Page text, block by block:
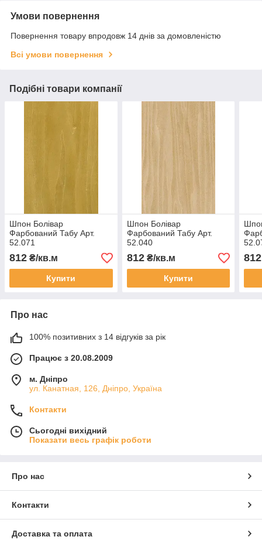
Умови повернення
Повернення товару впродовж 14 днів за домовленістю
Всі умови повернення
Подібні товари компанії
Шпон Болівар
Фарбований Табу Арт.
52.071
812 ₴/кв.м
Купити
Шпон Болівар
Фарбований Табу Арт.
52.040
812₴/кв.м
Купити
812
Про нас
100% позитивних з 14 відгуків за рік
Працює з 20.08.2009
м. Дніпро
ул. Канатная, 126, Дніпро, Україна
Контакти
Сьогодні вихідний
Показати весь графік роботи
Про нас
Контакти
Доставка та оплата